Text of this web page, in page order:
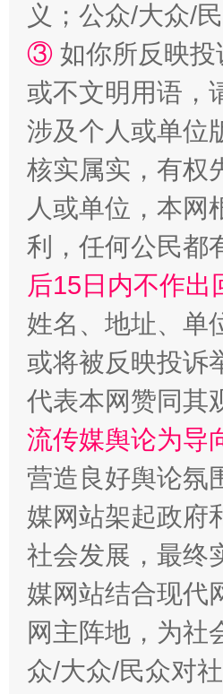
网上购药对药下症？
这是一记警钟！
义；公众/大众/
③ 如你所反映
或不文明用语，
涉及个人或单位
核实属实，有权
人或单位，本网
利，任何公民都
后15日内不作
姓名、地址、单
或将被反映投诉
代表本网赞同其
流传媒舆论为导
营造良好舆论氛
媒网站架起政府
社会发展，最终
媒网站结合现代
网主阵地，为社
众/大众/民众对